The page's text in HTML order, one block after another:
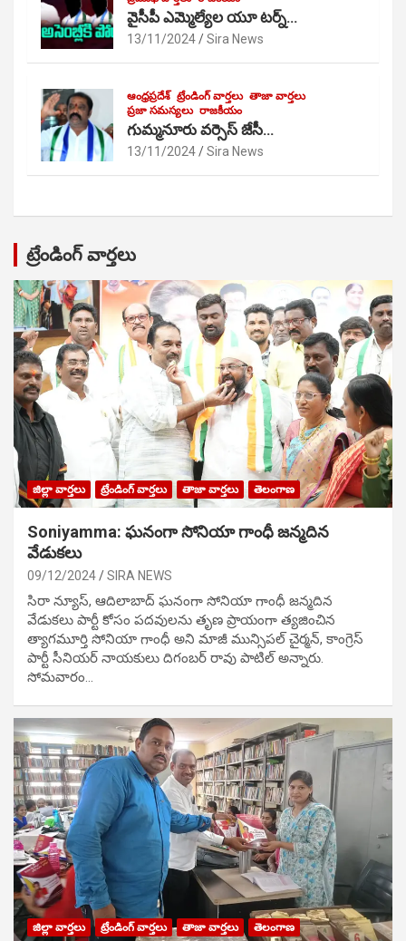
వైసీపీ ఎమ్మెల్యేల యూ టర్న్…
13/11/2024 Sira News
ఆంధ్రప్రదేశ్ ట్రేండింగ్ వార్తలు తాజా వార్తలు
ప్రజా సమస్యలు రాజకీయం
గుమ్మనూరు వర్సెస్ జేసీ…
13/11/2024 Sira News
ట్రేండింగ్ వార్తలు
జిల్లా వార్తలు ట్రేండింగ్ వార్తలు తాజా వార్తలు తెలంగాణ
Soniyamma: ఘ‌నంగా సోనియా గాంధీ జ‌న్మ‌దిన
వేడుక‌లు
09/12/2024 SIRA NEWS
సిరా న్యూస్, ఆదిలాబాద్ ఘ‌నంగా సోనియా గాంధీ జ‌న్మ‌దిన
వేడుక‌లు పార్టీ కోసం ప‌ద‌వుల‌ను తృణ ప్రాయంగా త్య‌జించిన
త్యాగమూర్తి సోనియా గాంధీ అని మాజీ మున్సిప‌ల్ చైర్మ‌న్, కాంగ్రెస్
పార్టీ సీనియ‌ర్ నాయ‌కులు దిగంబ‌ర్ రావు పాటిల్ అన్నారు.
సోమవారం…
జిల్లా వార్తలు ట్రేండింగ్ వార్తలు తాజా వార్తలు తెలంగాణ